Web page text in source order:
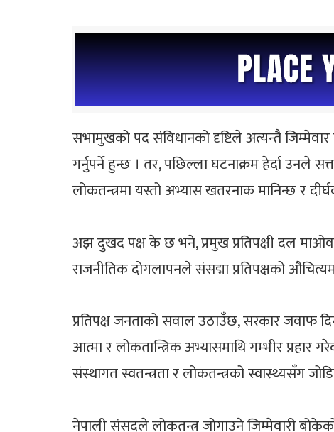
सभामुखको पद संविधानको दृष्टिले अत्यन्तै
गर्नुपर्ने हुन्छ । तर, पछिल्ला घटनाक्रम हेर्दा उनले
लोकतन्त्रमा यस्तो अभ्यास खतरनाक मानिन्छ र
अझ दुखद पक्ष के छ भने, प्रमुख प्रतिपक्षी दल
राजनीतिक दोगलापनले संसद्मा प्रतिपक्षको
प्रतिपक्ष जनताको सवाल उठाउँछ, सरकार जवाफ
आत्मा र लोकतान्त्रिक अभ्यासमाथि गम्भीर प्रहार
संस्थागत स्वतन्त्रता र लोकतन्त्रको स्वास्थ्यसँग
नेपाली संसद्ले लोकतन्त्र जोगाउने जिम्मेवारी